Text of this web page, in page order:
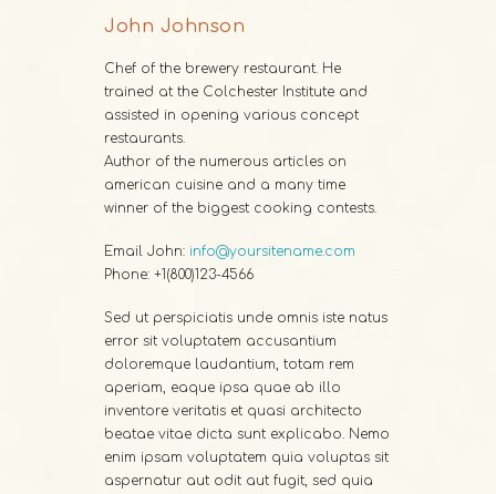
John Johnson
Chef of the brewery restaurant. He
trained at the Colchester Institute and
assisted in opening various concept
restaurants.
Author of the numerous articles on
american cuisine and a many time
winner of the biggest cooking contests.
Email John: info@yoursitename.com
Phone: +1(800)123-4566
Sed ut perspiciatis unde omnis iste natus
error sit voluptatem accusantium
doloremque laudantium, totam rem
aperiam, eaque ipsa quae ab illo
inventore veritatis et quasi architecto
beatae vitae dicta sunt explicabo. Nemo
enim ipsam voluptatem quia voluptas sit
aspernatur aut odit aut fugit, sed quia